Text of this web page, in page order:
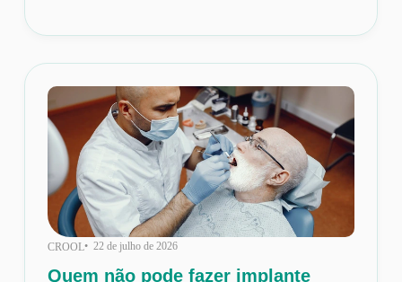
CROOL• 22 de julho de 2026
Quem não pode fazer implante